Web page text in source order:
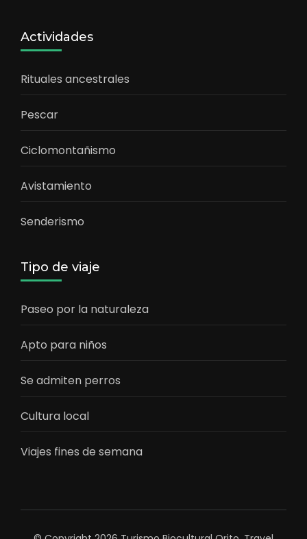
Actividades
Rituales ancestrales
Pescar
Ciclomontañismo
Avistamiento
Senderismo
Tipo de viaje
Paseo por la naturaleza
Apto para niños
Se admiten perros
Cultura local
Viajes fines de semana